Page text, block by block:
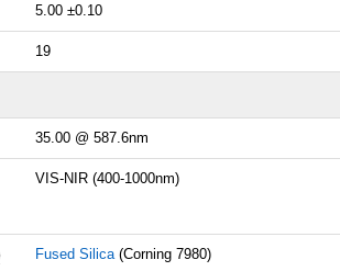
5.00 ±0.10
19
35.00 @ 587.6nm
VIS-NIR (400-1000nm)
Fused Silica(Corning 7980)